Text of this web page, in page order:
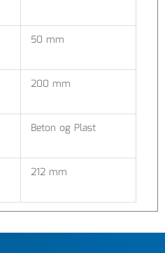
50 mm
200 mm
Beton og Plast
212 mm